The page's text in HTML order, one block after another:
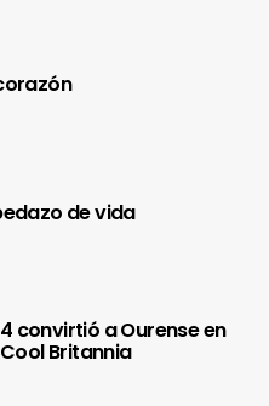
de vida
convirtió a Ourense en
Britannia